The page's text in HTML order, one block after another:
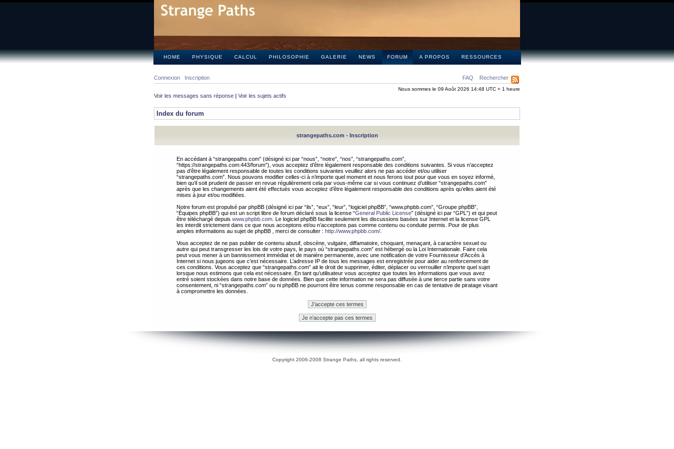
HOME PHYSIQUE CALCUL PHILOSOPHIE GALERIE NEWS FORUM A PROPOS RESSOURCES
FAQ Rechercher
Connexion Inscription
Nous sommes le 09 Août 2026 14:48 UTC + 1 heure
Voir les messages sans réponse | Voir les sujets actifs
Index du forum
strangepaths.com - Inscription
En accédant à “strangepaths.com” (désigné ici par “nous”, “notre”, “nos”, “strangepaths.com”,
“https://strangepaths.com:443/forum”), vous acceptez d’être légalement responsable des conditions suivantes. Si vous n’acceptez
pas d’être légalement responsable de toutes les conditions suivantes veuillez alors ne pas accéder et/ou utiliser
“strangepaths.com”. Nous pouvons modifier celles-ci à n’importe quel moment et nous ferons tout pour que vous en soyez informé,
bien qu’il soit prudent de passer en revue régulièrement cela par vous-même car si vous continuez d’utiliser “strangepaths.com”
après que les changements aient été effectués vous acceptez d’être légalement responsable des conditions après qu’elles aient été
mises à jour et/ou modifiées.
Notre forum est propulsé par phpBB (désigné ici par “ils”, “eux”, “leur”, “logiciel phpBB”, “www.phpbb.com”, “Groupe phpBB”,
“Équipes phpBB”) qui est un script libre de forum déclaré sous la license “General Public License” (désigné ici par “GPL”) et qui peut
être téléchargé depuis www.phpbb.com . Le logiciel phpBB facilite seulement les discussions basées sur Internet et la license GPL
les interdit strictement dans ce que nous acceptons et/ou n’acceptons pas comme contenu ou conduite permis. Pour de plus
amples informations au sujet de phpBB , merci de consulter : http://www.phpbb.com/
Vous acceptez de ne pas publier de contenu abusif, obscène, vulgaire, diffamatoire, choquant, menaçant, à caractère sexuel ou
autre qui peut transgresser les lois de votre pays, le pays où “strangepaths.com” est hébergé ou la Loi Internationale. Faire cela
peut vous mener à un bannissement immédiat et de manière permanente, avec une notification de votre Fournisseur d’Accès à
Internet si nous jugeons que c’est nécessaire. L’adresse IP de tous les messages est enregistrée pour aider au renforcement de
ces conditions. Vous acceptez que “strangepaths.com” ait le droit de supprimer, éditer, déplacer ou verrouiller n’importe quel sujet
lorsque nous estimons que cela est nécessaire. En tant qu’utilisateur vous acceptez que toutes les informations que vous avez
entré soient stockées dans notre base de données. Bien que cette information ne sera pas diffusée à une tierce partie sans votre
consentement, ni “strangepaths.com” ou ni phpBB ne pourront être tenus comme responsable en cas de tentative de piratage visant
à compromettre les données.
Copyright 2006-2008 Strange Paths, all rights reserved.